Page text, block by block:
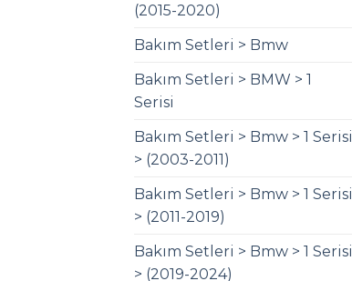
(2015-2020)
Bakım Setleri > Bmw
Bakım Setleri > BMW > 1
Serisi
Bakım Setleri > Bmw > 1 Serisi
> (2003-2011)
Bakım Setleri > Bmw > 1 Serisi
> (2011-2019)
Bakım Setleri > Bmw > 1 Serisi
> (2019-2024)